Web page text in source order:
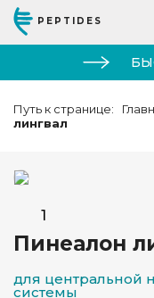
PEPTIDES
Путь к странице:
лингвал
Пинеалон
для центральной
системы